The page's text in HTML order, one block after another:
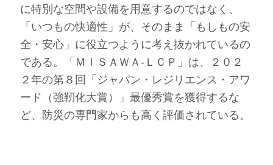
に特別な空間や設備を用意するのではなく、
「いつもの快適性」が、そのまま「もしもの安
全・安心」に役立つように考え抜かれているの
である。「ＭＩＳＡＷＡ‐ＬＣＰ」は、２０２
２年の第８回「ジャパン・レジリエンス・アワ
ード（強靭化大賞）」最優秀賞を獲得するな
ど、防災の専門家からも高く評価されている。